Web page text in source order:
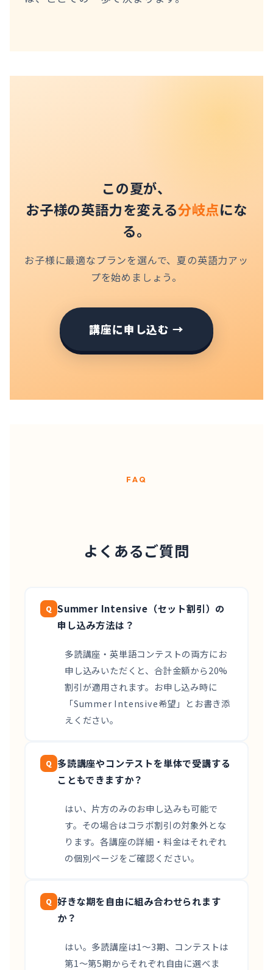
この夏が、
お子様の英語力を変える分岐点にな
る。
お子様に最適なプランを選んで、夏の英語力アッ
プを始めましょう。
講座に申し込む →
FAQ
よくあるご質問
Summer Intensive（セット割引）の
申し込み方法は？
多読講座・英単語コンテストの両方にお
申し込みいただくと、合計金額から20%
割引が適用されます。お申し込み時に
「Summer Intensive希望」とお書き添
えください。
多読講座やコンテストを単体で受講する
こともできますか？
はい、片方のみのお申し込みも可能で
す。その場合はコラボ割引の対象外とな
ります。各講座の詳細・料金はそれぞれ
の個別ページをご確認ください。
好きな期を自由に組み合わせられます
か？
はい。多読講座は1〜3期、コンテストは
第1〜第5期からそれぞれ自由に選べま